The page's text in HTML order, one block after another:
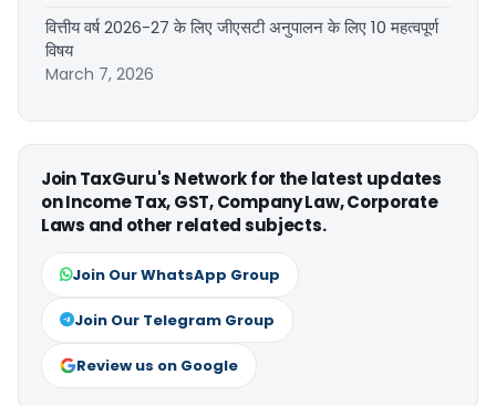
वित्तीय वर्ष 2026-27 के लिए जीएसटी अनुपालन के लिए 10 महत्वपूर्ण
विषय
March 7, 2026
Join TaxGuru's Network for the latest updates
on Income Tax, GST, Company Law, Corporate
Laws and other related subjects.
Join Our WhatsApp Group
Join Our Telegram Group
Review us on Google